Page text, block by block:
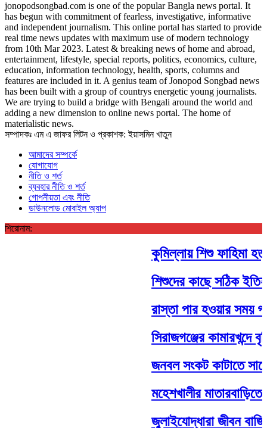
jonopodsongbad.com is one of the popular Bangla news portal. It
has begun with commitment of fearless, investigative, informative
and independent journalism. This online portal has started to provide
real time news updates with maximum use of modern technology
from 10th Mar 2023. Latest & breaking news of home and abroad,
entertainment, lifestyle, special reports, politics, economics, culture,
education, information technology, health, sports, columns and
features are included in it. A genius team of Jonopod Songbad news
has been built with a group of countrys energetic young journalists.
We are trying to build a bridge with Bengali around the world and
adding a new dimension to online news portal. The home of
materialistic news.
সম্পাদকঃ এম এ জাফর লিটন ও প্রকাশক: ইয়াসমিন খাতুন
আমাদের সম্পর্কে
যোগাযোগ
নীতি ও শর্ত
ব্যবহার নীতি ও শর্ত
গোপনীয়তা এবং নীতি
ডাউনলোড মোবাইল অ্যাপ
শিরোনাম:
কুমিল্লায় শিশু ফাহিমা
শিশুদের কাছে সঠিক
রাস্তা পার হওয়ার সময়
সিরাজগঞ্জের কামারখন্দে
জনবল সংকট কাটাতে
মহেশখালীর মাতারবাড়িতে
জুলাইযোদ্ধারা জীবন